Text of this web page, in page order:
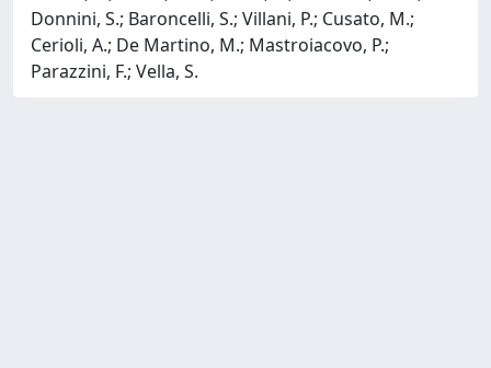
Donnini, S.; Baroncelli, S.; Villani, P.; Cusato, M.;
Cerioli, A.; De Martino, M.; Mastroiacovo, P.;
Parazzini, F.; Vella, S.